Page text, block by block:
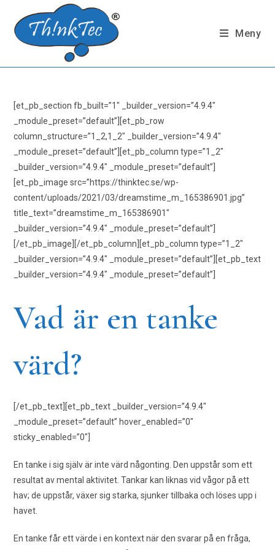
innehållet
Meny
[et_pb_section fb_built=”1″ _builder_version=”4.9.4″
_module_preset=”default”][et_pb_row
column_structure=”1_2,1_2″ _builder_version=”4.9.4″
_module_preset=”default”][et_pb_column type=”1_2″
_builder_version=”4.9.4″ _module_preset=”default”]
[et_pb_image src=”https://thinktec.se/wp-
content/uploads/2021/03/dreamstime_m_165386901.jpg”
title_text=”dreamstime_m_165386901″
_builder_version=”4.9.4″ _module_preset=”default”]
[/et_pb_image][/et_pb_column][et_pb_column type=”1_2″
_builder_version=”4.9.4″ _module_preset=”default”][et_pb_text
_builder_version=”4.9.4″ _module_preset=”default”]
Vad är en tanke
värd?
[/et_pb_text][et_pb_text _builder_version=”4.9.4″
_module_preset=”default” hover_enabled=”0″
sticky_enabled=”0″]
En tanke i sig själv är inte värd någonting. Den uppstår som ett
resultat av mental aktivitet. Tankar kan liknas vid vågor på ett
hav; de uppstår, växer sig starka, sjunker tillbaka och löses upp i
havet.
En tanke får ett värde i en kontext när den svarar på en fråga,